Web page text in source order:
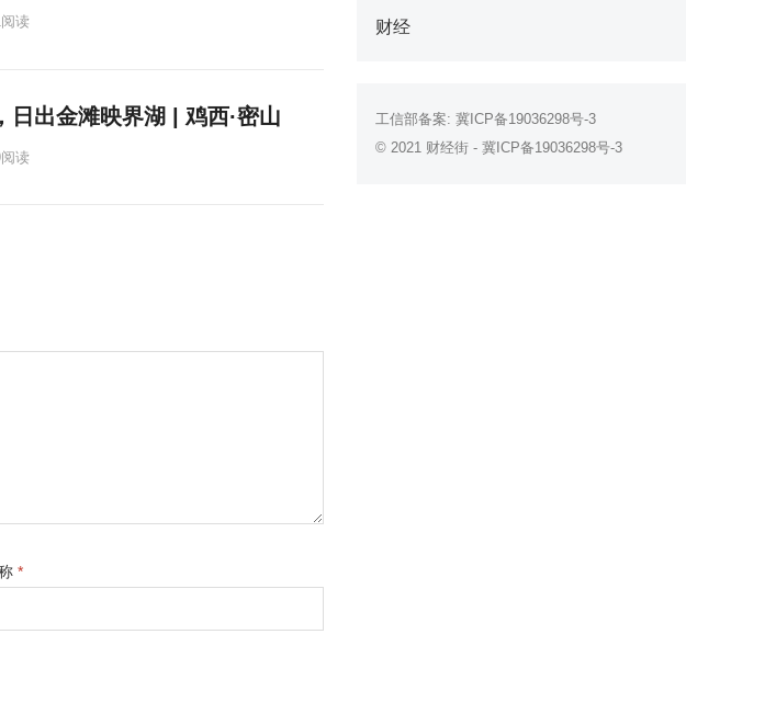
阅读
出金滩映界湖 | 鸡西·密山
阅读
*
财经
工信部备案: 冀ICP备19036298号-3
© 2021 财经街 - 冀ICP备19036298号-3